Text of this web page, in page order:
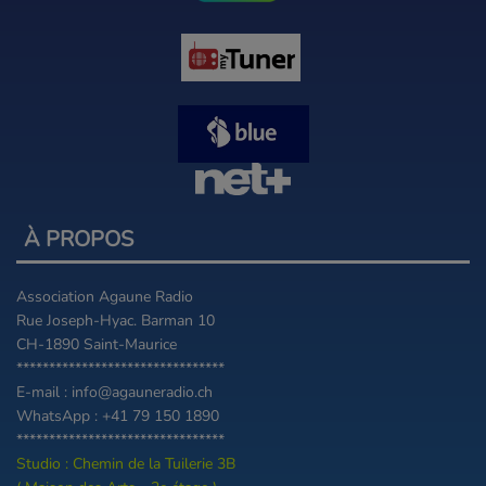
À PROPOS
Association Agaune Radio
Rue Joseph-Hyac. Barman 10
CH-1890 Saint-Maurice
********************************
E-mail : info@agauneradio.ch
WhatsApp : +41 79 150 1890
********************************
Studio : Chemin de la Tuilerie 3B